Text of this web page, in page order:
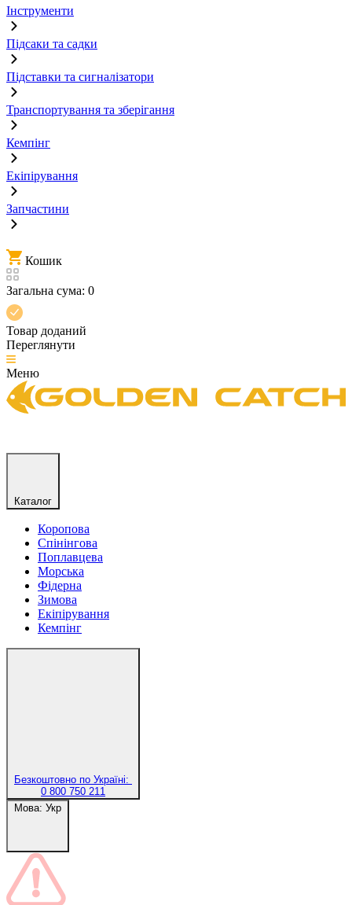
Інструменти
Підсаки та садки
Підставки та сигналізатори
Транспортування та зберігання
Кемпінг
Екіпірування
Запчастини
Кошик
Загальна сума: 0
Товар доданий
Переглянути
Меню
Каталог
Коропова
Спінінгова
Поплавцева
Морська
Фідерна
Зимова
Екіпірування
Кемпінг
Безкоштовно по Україні:
0 800 750 211
Мова: Укр